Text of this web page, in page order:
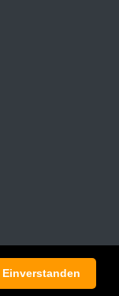
Einverstanden